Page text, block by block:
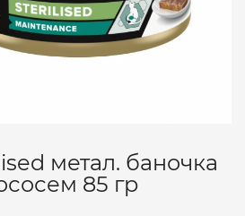
метал. баночка
85 гр